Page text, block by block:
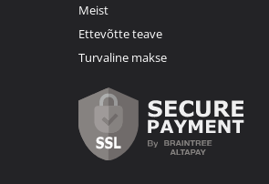
Meist
Ettevõtte teave
Turvaline makse